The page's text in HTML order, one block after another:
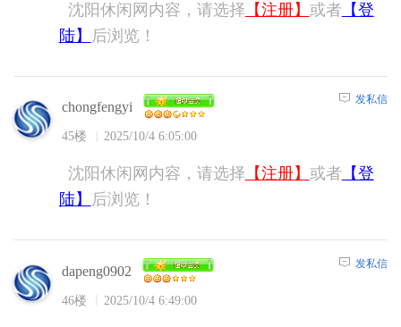
沈阳休闲网内容，请选择 【注册】 或者 【登
陆】
后浏览！
chongfengyi
45楼 2025/10/4 6:05:00
发私信
沈阳休闲网内容，请选择 【注册】 或者 【登
陆】
后浏览！
dapeng0902
46楼 2025/10/4 6:49:00
发私信